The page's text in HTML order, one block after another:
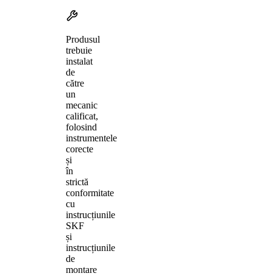
Produsul
trebuie
instalat
de
către
un
mecanic
calificat,
folosind
instrumentele
corecte
și
în
strictă
conformitate
cu
instrucțiunile
SKF
și
instrucțiunile
de
montare